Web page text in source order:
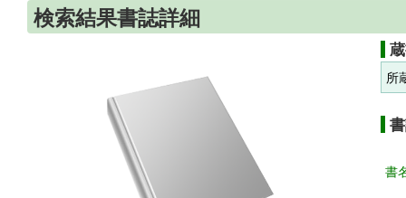
検索結果書誌詳細
所
書